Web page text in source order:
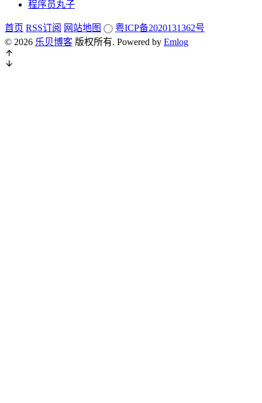
程序员丸子
首页 RSS订阅 网站地图
粤ICP备2020131362号
© 2026 乐贝博客 版权所有. Powered by Emlog